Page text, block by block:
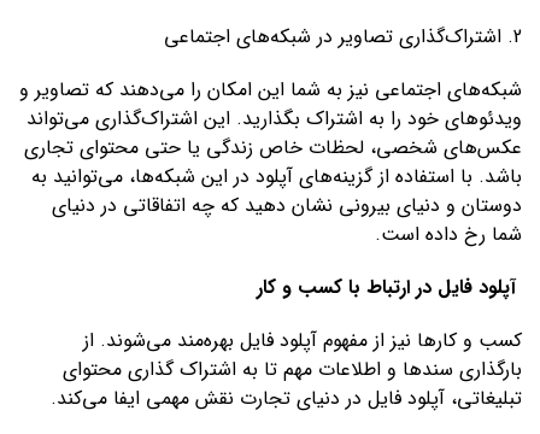
2. اشتراک‌گذاری تصاویر در شبکه‌های اجتماعی
شبکه‌های اجتماعی نیز به شما این امکان را می‌دهند که تصاویر و
ویدئوهای خود را به اشتراک بگذارید. این اشتراک‌گذاری می‌تواند
عکس‌های شخصی، لحظات خاص زندگی یا حتی محتوای تجاری
باشد. با استفاده از گزینه‌های آپلود در این شبکه‌ها، می‌توانید به
دوستان و دنیای بیرونی نشان دهید که چه اتفاقاتی در دنیای
شما رخ داده است.
آپلود فایل در ارتباط با کسب و کار
کسب و کارها نیز از مفهوم آپلود فایل بهره‌مند می‌شوند. از
بارگذاری سند‌ها و اطلاعات مهم تا به اشتراک گذاری محتوای
تبلیغاتی، آپلود فایل در دنیای تجارت نقش مهمی ایفا می‌کند.